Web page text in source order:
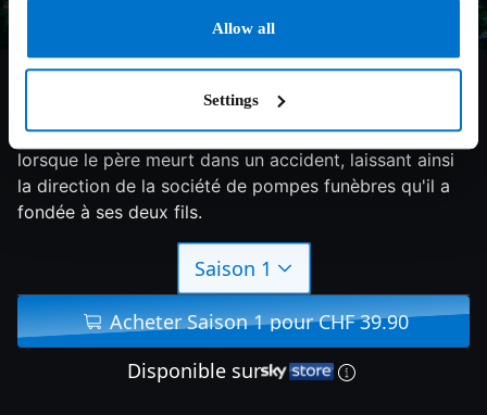
Allow all
Settings
8.1/10 2005 5 saisons Drame
La vie des membres de la famille Fisher bascule
lorsque le père meurt dans un accident, laissant ainsi
la direction de la société de pompes funèbres qu'il a
fondée à ses deux fils.
Saison 1
Acheter Saison 1 pour CHF 39.90
Disponible sur